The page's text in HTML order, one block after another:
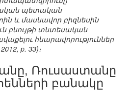
պետական
և մասնավոր բիզնեսին
բնույթի տնտեսական
հնարավորություններ
p. 33)։
Ռուսաստանը
բանակը